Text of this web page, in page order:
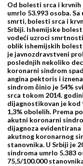
Od bolesti srca i krvnih
umrlo 53.993 osoba.
smrti, bolesti srca i
Srbiji. Ishemijske
vodeći uzroci
oblik ishemijskih
je javnozdravstveni
poslednjih nekoliko
koronarni sindrom
angina pektoris i
sindrom činio je 54%
srca tokom 2014.
dijagnostikovan je kod
1,3% obolelih. Prema
akutni koronarni
dijagnoza evidentirana
akutnog koronarnog
stanovnika. U Srbiji je
sindroma umrlo 5.383
75,5/100.000